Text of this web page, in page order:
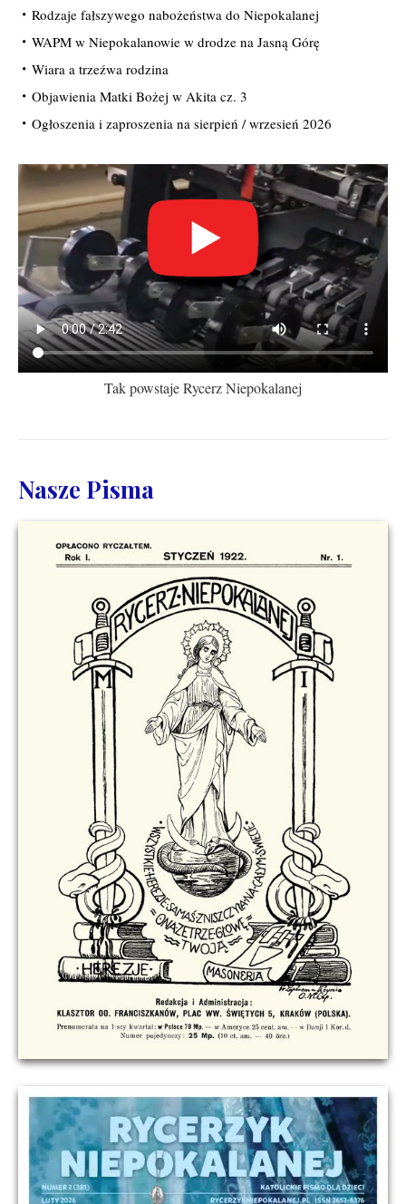
Rodzaje fałszywego nabożeństwa do Niepokalanej
WAPM w Niepokalanowie w drodze na Jasną Górę
Wiara a trzeźwa rodzina
Objawienia Matki Bożej w Akita cz. 3
Ogłoszenia i zaproszenia na sierpień / wrzesień 2026
Tak powstaje Rycerz Niepokalanej
Nasze Pisma